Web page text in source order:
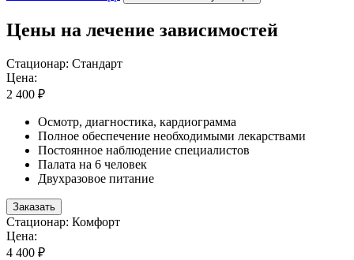
Цены на лечение зависимостей
Стационар: Стандарт
Цена:
2 400 ₽
Осмотр, диагностика, кардиограмма
Полное обеспечение необходимыми лекарствами
Постоянное наблюдение специалистов
Палата на 6 человек
Двухразовое питание
Заказать
Стационар: Комфорт
Цена:
4 400 ₽